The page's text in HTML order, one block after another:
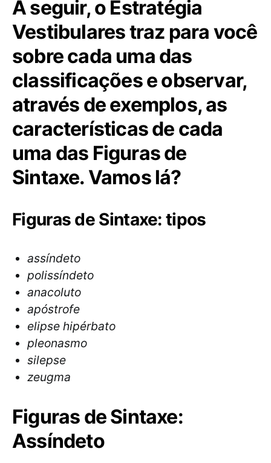
A seguir, o Estratégia
Vestibulares traz para você
sobre cada uma das
classificações e observar,
através de exemplos, as
características de cada
uma das Figuras de
Sintaxe. Vamos lá?
Figuras de Sintaxe: tipos
assíndeto
polissíndeto
anacoluto
apóstrofe
elipse hipérbato
pleonasmo
silepse
zeugma
Figuras de Sintaxe:
Assíndeto